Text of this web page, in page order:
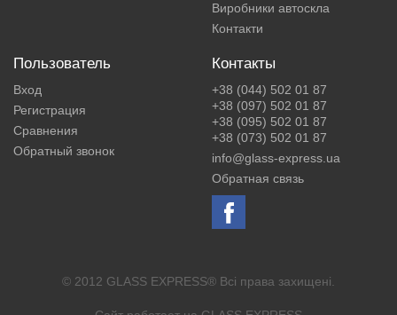
Виробники автоскла
Контакти
Пользователь
Вход
Регистрация
Сравнения
Обратный звонок
Контакты
+38 (044) 502 01 87
+38 (097) 502 01 87
+38 (095) 502 01 87
+38 (073) 502 01 87
info@glass-express.ua
Обратная связь
© 2012 GLASS EXPRESS® Всі права захищені.